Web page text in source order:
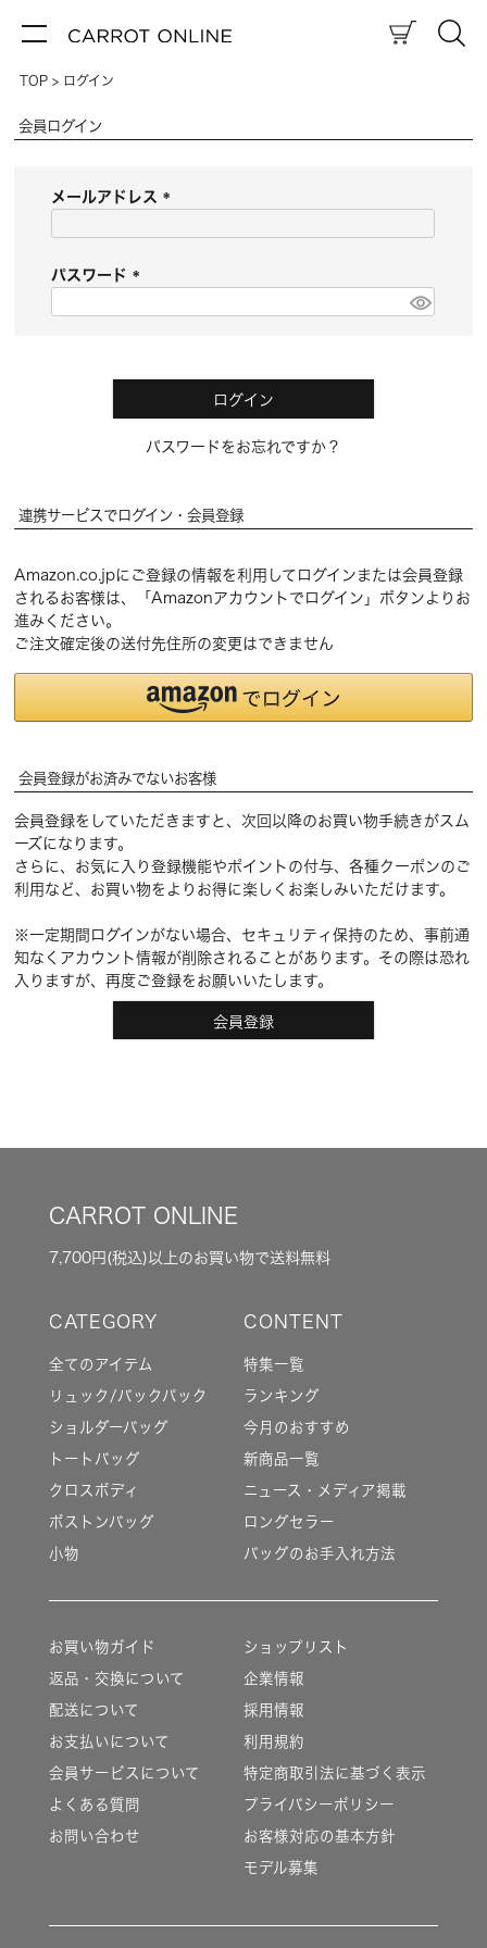
TOP ログイン
会員ログイン
メールアドレス
パスワード
ログイン
パスワードをお忘れですか？
連携サービスでログイン・会員登録
Amazon.co.jpにご登録の情報を利用してログインまたは会員登録
されるお客様は、「Amazonアカウントでログイン」ボタンよりお
進みください。
ご注文確定後の送付先住所の変更はできません
会員登録がお済みでないお客様
会員登録をしていただきますと、次回以降のお買い物手続きがスム
ーズになります。
さらに、お気に入り登録機能やポイントの付与、各種クーポンのご
利用など、お買い物をよりお得に楽しくお楽しみいただけます。
※一定期間ログインがない場合、セキュリティ保持のため、事前通
知なくアカウント情報が削除されることがあります。その際は恐れ
入りますが、再度ご登録をお願いいたします。
会員登録
CARROT ONLINE
7,700円(税込)以上のお買い物で送料無料
全てのアイテム
リュック/バックパック
ショルダーバッグ
トートバッグ
クロスボディ
ボストンバッグ
小物
特集一覧
ランキング
今月のおすすめ
新商品一覧
ニュース・メディア掲載
ロングセラー
バッグのお手入れ方法
お買い物ガイド
返品・交換について
配送について
お支払いについて
会員サービスについて
よくある質問
お問い合わせ
ショップリスト
企業情報
採用情報
利用規約
特定商取引法に基づく表示
プライバシーポリシー
お客様対応の基本方針
モデル募集